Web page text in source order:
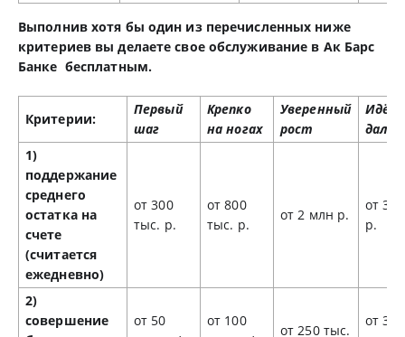
Выполнив хотя бы один из перечисленных ниже
критериев вы делаете свое обслуживание в Ак Барс
Банке бесплатным.
Критерии:
Первый
шаг
Крепко
на ногах
Уверенный
рост
Идём
1)
поддержание
среднего
остатка на
счете
(считается
ежедневно)
от 300
тыс. р.
от 800
тыс. р.
от 2 млн р.
от 3
р.
2)
совершение
от 50
от 100
от 250 тыс.
от 350